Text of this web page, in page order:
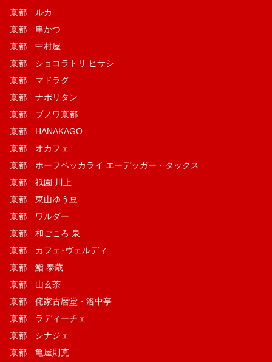
京都 ルカ
京都 串かつ
京都 中村屋
京都 ショコラトリ ヒサシ
京都 マドラグ
京都 ナポリタン
京都 ブノワ京都
京都 HANAKAGO
京都 オカフェ
京都 ホーフベッカライ エーデッガー・タックス
京都 祇園 川上
京都 東山ゆう豆
京都 ワルダー
京都 和ごころ 泉
京都 カフェ･ヴェルディ
京都 鮨 泰蔵
京都 山玄茶
京都 侘家古暦堂・洛中亭
京都 ラディーチェ
京都 シナジェ
京都 亀屋則克